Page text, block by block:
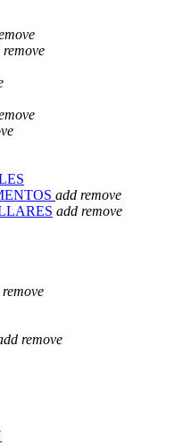
remove
add remove
add remove
remove
remove